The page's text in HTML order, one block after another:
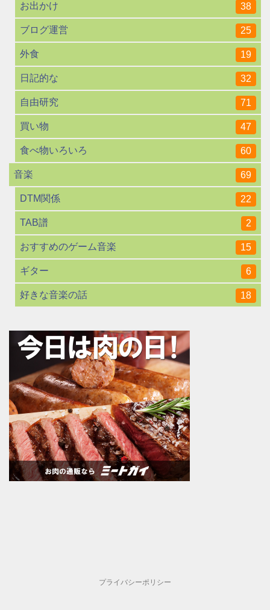
お出かけ 38
ブログ運営 25
外食 19
日記的な 32
自由研究 71
買い物 47
食べ物いろいろ 60
音楽 69
DTM関係 22
TAB譜 2
おすすめのゲーム音楽 15
ギター 6
好きな音楽の話 18
プライバシーポリシー